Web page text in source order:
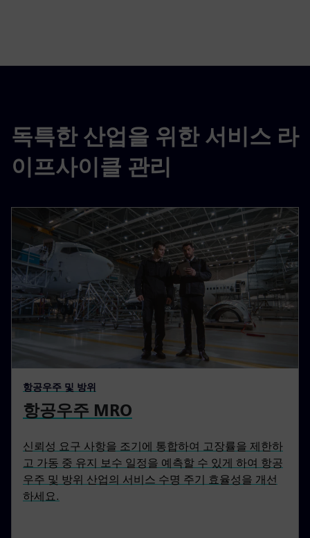
독특한 산업을 위한 서비스 라
이프사이클 관리
항공우주 및 방위
항공우주 MRO
신뢰성 요구 사항을 조기에 통합하여 고장률을 제한하
고 가동 중 유지 보수 일정을 예측할 수 있게 하여 항공
우주 및 방위 산업의 서비스 수명 주기 효율성을 개선
하세요.